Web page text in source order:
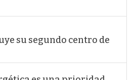
su segundo centro de